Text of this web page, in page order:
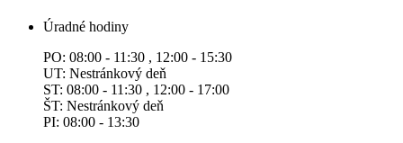
Úradné hodiny
PO: 08:00 - 11:30 , 12:00 - 15:30
UT: Nestránkový deň
ST: 08:00 - 11:30 , 12:00 - 17:00
ŠT: Nestránkový deň
PI: 08:00 - 13:30